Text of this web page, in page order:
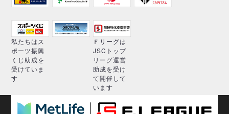
私たちはス
ポーツ振興
くじ助成を
受けていま
す
Ｆリーグは
JSCトップ
リーグ運営
助成を受け
て開催して
います